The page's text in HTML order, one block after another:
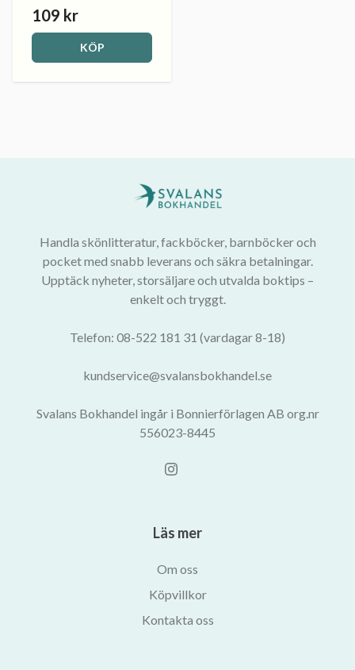
109 kr
KÖP
Handla skönlitteratur, fackböcker, barnböcker och
pocket med snabb leverans och säkra betalningar.
Upptäck nyheter, storsäljare och utvalda boktips –
enkelt och tryggt.
Telefon: 08-522 181 31 (vardagar 8-18)
kundservice@svalansbokhandel.se
Svalans Bokhandel ingår i Bonnierförlagen AB org.nr
556023-8445
Läs mer
Om oss
Köpvillkor
Kontakta oss